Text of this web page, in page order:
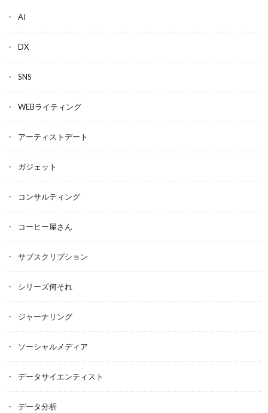
AI
DX
SNS
WEBライティング
アーティストデート
ガジェット
コンサルティング
コーヒー屋さん
サブスクリプション
シリーズ何それ
ジャーナリング
ソーシャルメディア
データサイエンティスト
データ分析